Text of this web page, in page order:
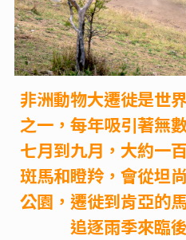
非洲動物大遷徙是世
之一，每年吸引著無
七月到九月，大約一
斑馬和瞪羚，會從坦
公園，遷徙到肯亞的
追逐雨季來臨